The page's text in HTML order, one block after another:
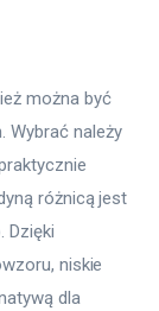
można być
Wybrać należy
różnicą jest
Dzięki
niskie
dla